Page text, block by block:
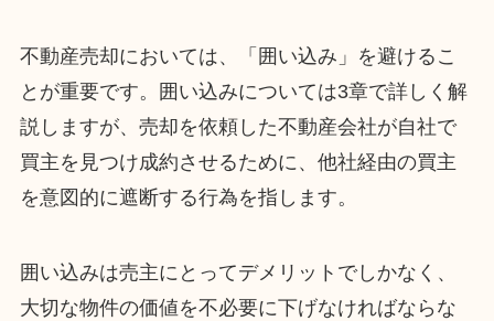
不動産売却においては、「囲い込み」を避けるこ
とが重要です。囲い込みについては3章で詳しく解
説しますが、売却を依頼した不動産会社が自社で
買主を見つけ成約させるために、他社経由の買主
を意図的に遮断する行為を指します。
囲い込みは売主にとってデメリットでしかなく、
大切な物件の価値を不必要に下げなければならな